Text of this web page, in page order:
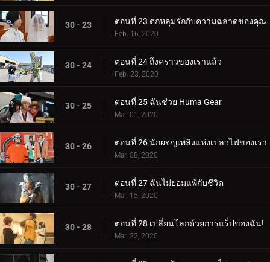
30 - 23 ตอนที่ 23 ตกหลุมรักกับความฉลาดของคุณ
Feb. 16, 2020
30 - 24 ตอนที่ 24 ถึงคราวของเราแล้ว
Feb. 23, 2020
30 - 25 ตอนที่ 25 ฉันช่วย Huma Gear
Mar. 01, 2020
30 - 26 ตอนที่ 26 นักผจญเพลิงแห่งเปลวไฟของเรา
Mar. 08, 2020
30 - 27 ตอนที่ 27 ฉันไม่ยอมแพ้กับชีวิต
Mar. 15, 2020
30 - 28 ตอนที่ 28 เปลี่ยนโลกด้วยการแร็ปของฉัน!
Mar. 22, 2020